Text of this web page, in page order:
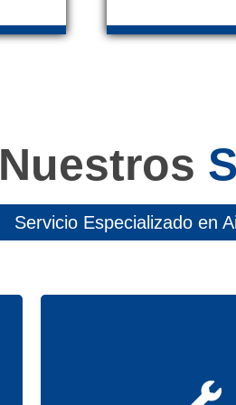
Nuestros
Servicio Especializado en
Aire Acondicionado